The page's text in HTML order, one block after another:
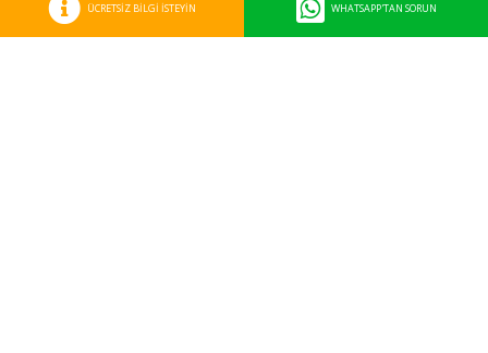
ÜCRETSİZ BİLGİ İSTEYİN WHATSAPP'TAN SORUN
1, Limewood Close, Ealing Broadway,
London, UK,